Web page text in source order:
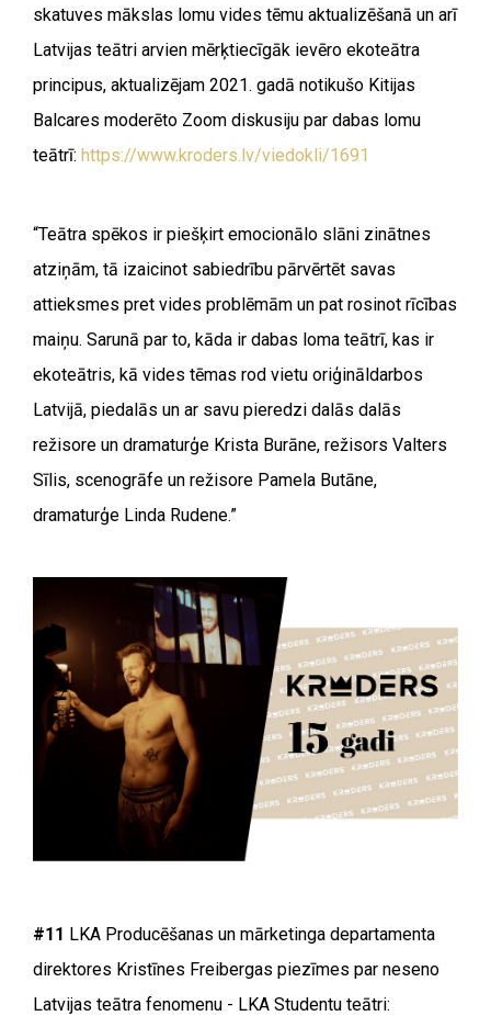
skatuves mākslas lomu vides tēmu aktualizēšanā un arī
Latvijas teātri arvien mērķtiecīgāk ievēro ekoteātra
principus, aktualizējam 2021. gadā notikušo Kitijas
Balcares moderēto Zoom diskusiju par dabas lomu
teātrī: https://www.kroders.lv/viedokli/1691
“Teātra spēkos ir piešķirt emocionālo slāni zinātnes
atziņām, tā izaicinot sabiedrību pārvērtēt savas
attieksmes pret vides problēmām un pat rosinot rīcības
maiņu. Sarunā par to, kāda ir dabas loma teātrī, kas ir
ekoteātris, kā vides tēmas rod vietu oriģināldarbos
Latvijā, piedalās un ar savu pieredzi dalās dalās
režisore un dramaturģe Krista Burāne, režisors Valters
Sīlis, scenogrāfe un režisore Pamela Butāne,
dramaturģe Linda Rudene.”
#11 LKA Producēšanas un mārketinga departamenta
direktores Kristīnes Freibergas piezīmes par neseno
Latvijas teātra fenomenu - LKA Studentu teātri: